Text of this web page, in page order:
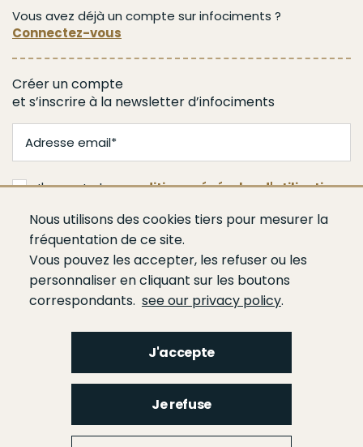
Nous utilisons des cookies tiers pour mesurer la
fréquentation de ce site.
Vous pouvez les accepter, les refuser ou les
personnaliser en cliquant sur les boutons
correspondants. see our privacy policy.
J'accepte
Je refuse
Vous avez déjà un compte sur infociments ?
Connectez-vous
Créer un compte
et s’inscrire à la newsletter d’infociments
J'accepte lesconditions générales d'utilisation
Je m'abonne
Footer
Qui sommes-nous ?Espace presseAgendaPublicationsBâtiment
CimentsLiants hydrauliques routiers